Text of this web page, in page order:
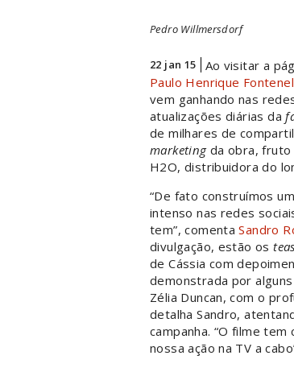
Pedro Willmersdorf
22 jan 15 Ao visitar a
Paulo Henrique
vem ganhando nas
atualizações diárias da
de milhares de
marketingda obra, fruto
H2O, distribuidora do
“De fato construímos
intenso nas redes
tem”, comentaSandro
divulgação, estão os
de Cássia com
demonstrada por
Zélia Duncan, com o
detalha Sandro,
campanha. “O filme
nossa ação na TV a